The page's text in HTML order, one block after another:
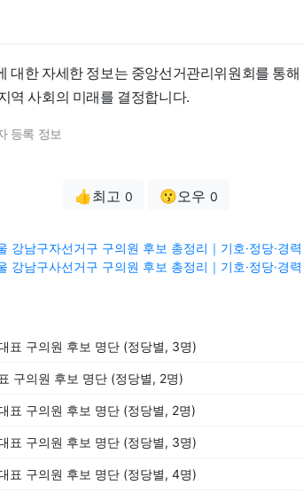
대한 자세한 정보는 중앙선거관리위원회를 통
역 사회의 미래를 결정합니다.
등록 정보
👍최고 0 😗오우 0
강남구자선거구 구의원 후보 총정리｜기호·정당·경
강남구사선거구 구의원 후보 총정리｜기호·정당·경
표 구의원 후보 명단 (정당별, 3명)
구의원 후보 명단 (정당별, 2명)
표 구의원 후보 명단 (정당별, 2명)
표 구의원 후보 명단 (정당별, 3명)
표 구의원 후보 명단 (정당별, 4명)